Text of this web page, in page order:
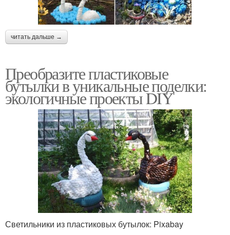
читать дальше →
Преобразите пластиковые
бутылки в уникальные поделки:
экологичные проекты DIY
Светильники из пластиковых бутылок: Pixabay